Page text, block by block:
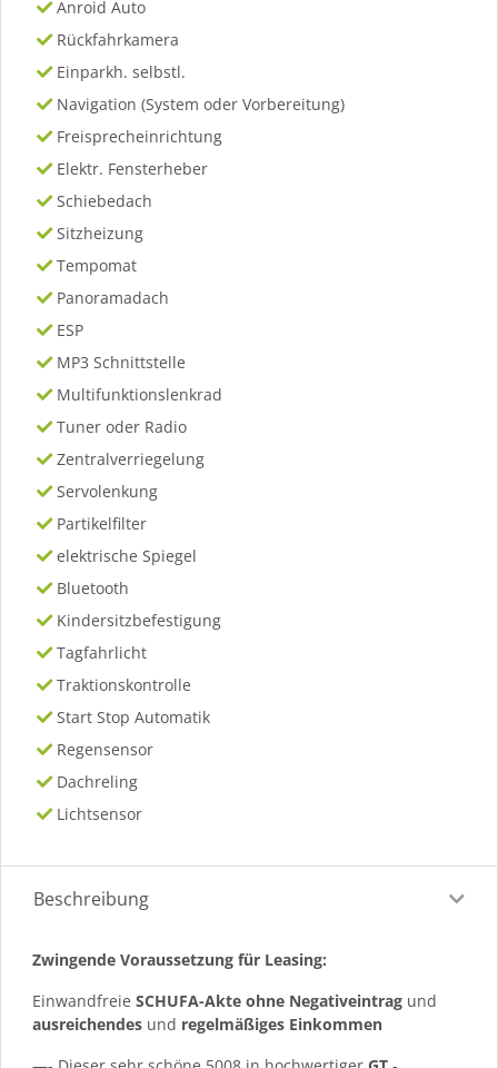
Anroid Auto
Rückfahrkamera
Einparkh. selbstl.
Navigation (System oder Vorbereitung)
Freisprecheinrichtung
Elektr. Fensterheber
Schiebedach
Sitzheizung
Tempomat
Panoramadach
ESP
MP3 Schnittstelle
Multifunktionslenkrad
Tuner oder Radio
Zentralverriegelung
Servolenkung
Partikelfilter
elektrische Spiegel
Bluetooth
Kindersitzbefestigung
Tagfahrlicht
Traktionskontrolle
Start Stop Automatik
Regensensor
Dachreling
Lichtsensor
Beschreibung
Zwingende Voraussetzung für Leasing:
Einwandfreie SCHUFA-Akte ohne Negativeintrag und
ausreichendes und regelmäßiges Einkommen